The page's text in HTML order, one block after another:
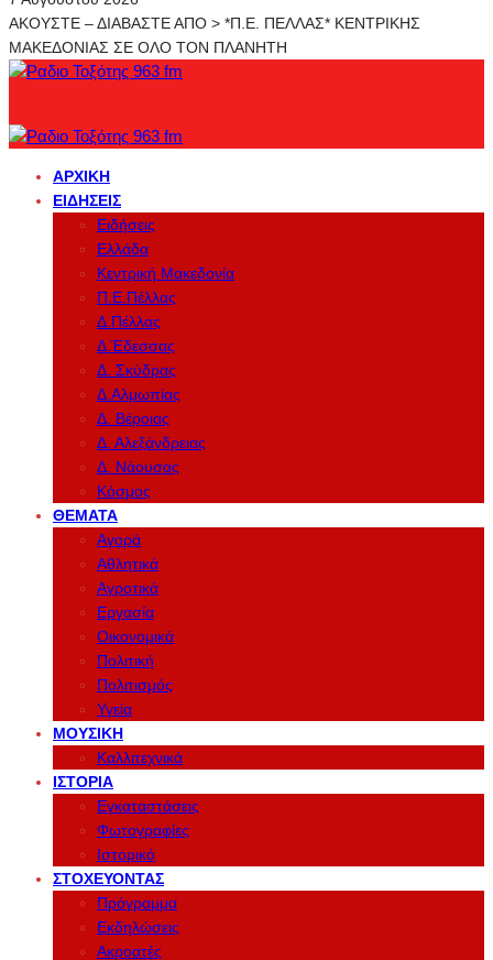
ΑΚΟΥΣΤΕ – ΔΙΑΒΑΣΤΕ ΑΠΟ > *Π.Ε. ΠΕΛΛΑΣ* ΚΕΝΤΡΙΚΗΣ
ΜΑΚΕΔΟΝΙΑΣ ΣΕ ΟΛΟ ΤΟΝ ΠΛΑΝΗΤΗ
ΑΡΧΙΚΉ
ΕΙΔΉΣΕΙΣ
Ειδήσεις
Ελλάδα
Κεντρική Μακεδονία
Π.Ε.Πέλλας
Δ.Πέλλας
Δ.Έδεσσας
Δ. Σκύδρας
Δ.Αλμωπίας
Δ. Βέροιας
Δ. Αλεξάνδρειας
Δ. Νάουσας
Κόσμος
ΘΈΜΑΤΑ
Αγορά
Αθλητικά
Αγροτικά
Εργασία
Οικονομικά
Πολιτική
Πολιτισμός
Υγεία
ΜΟΥΣΙΚΉ
Καλλιτεχνικά
ΙΣΤΟΡΊΑ
Εγκαταστάσεις
Φωτογραφίες
Ιστορικό
ΣΤΟΧΕΎΟΝΤΑΣ
Πρόγραμμα
Εκδηλώσεις
Ακροατές